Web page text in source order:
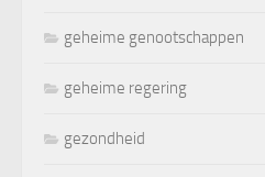
geheime genootschappen
geheime regering
gezondheid